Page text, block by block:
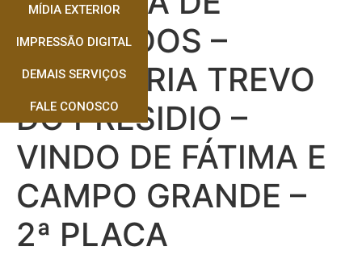
MÍDIA EXTERIOR
IMPRESSÃO DIGITAL
DEMAIS SERVIÇOS
FALE CONOSCO
DOURADOS –
ROTATORIA TREVO
DO PRESIDIO –
VINDO DE FÁTIMA E
CAMPO GRANDE –
2ª PLACA